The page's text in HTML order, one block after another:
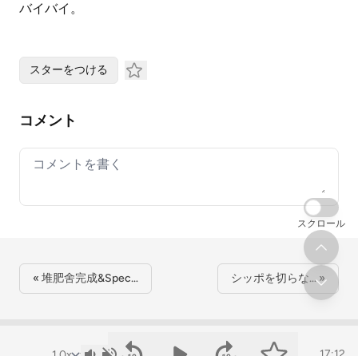
バイバイ。
スターをつける
コメント
Your comment
« 堆肥舍完成&Spec… シッポを切らな… »
スクロール